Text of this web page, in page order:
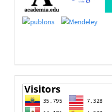
de
estadisticas